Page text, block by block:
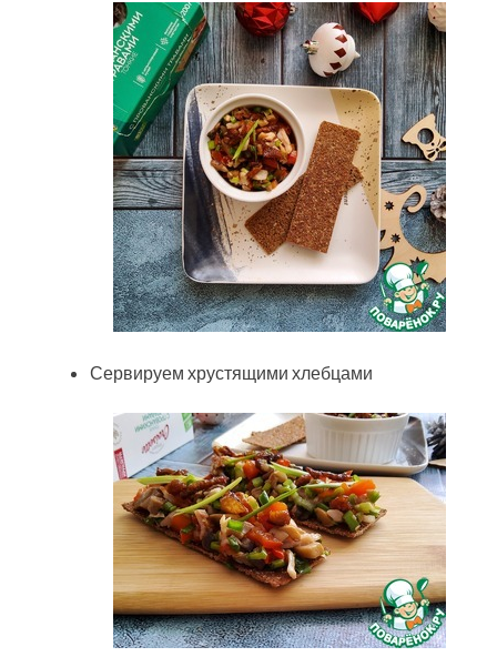
Сервируем хрустящими хлебцами